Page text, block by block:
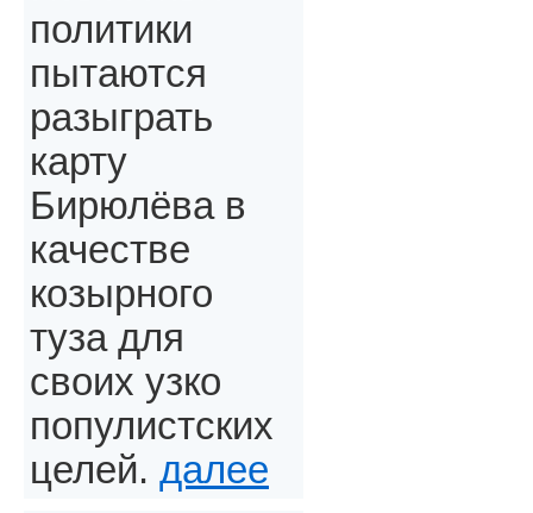
политики
пытаются
разыграть
карту
Бирюлёва в
качестве
козырного
туза для
своих узко
популистских
целей. далее